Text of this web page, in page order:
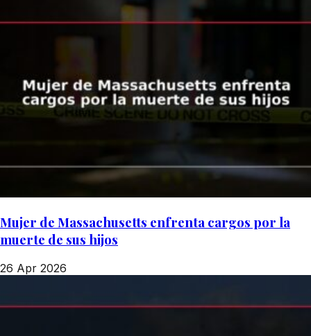
Mujer de Massachusetts enfrenta cargos por la
muerte de sus hijos
26 Apr 2026